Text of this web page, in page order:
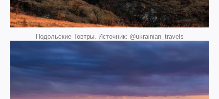
Подольские Товтры. Источник: @ukrainian_travels